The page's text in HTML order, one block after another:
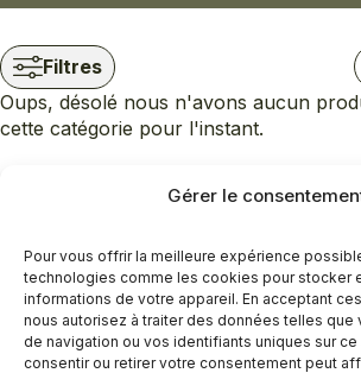
Gérer le
Pour vous offrir la meilleure expérience
technologies comme les cookies pour stocker
informations de votre appareil. En acceptant
nous autorisez à traiter des données telles
de navigation ou vos identifiants uniques sur ce
consentir ou retirer votre consentement peut
Filtres
Oups, désolé nous n'avons aucun
cette catégorie pour l'instant.